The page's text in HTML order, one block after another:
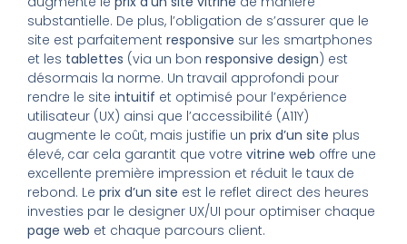
substantielle. De plus, l’obligation de s’assurer que le
site est parfaitement responsive sur les smartphones
et les tablettes (via un bon responsive design) est
désormais la norme. Un travail approfondi pour
rendre le site intuitif et optimisé pour l’expérience
utilisateur (UX) ainsi que l’accessibilité (A11Y)
augmente le coût, mais justifie un prix d’un site plus
élevé, car cela garantit que votre vitrine web offre une
excellente première impression et réduit le taux de
rebond. Le prix d’un site est le reflet direct des heures
investies par le designer UX/UI pour optimiser chaque
page web et chaque parcours client.